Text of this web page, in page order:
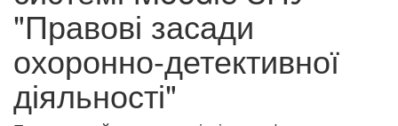
"Правові засади
охоронно-детективної
діяльності"